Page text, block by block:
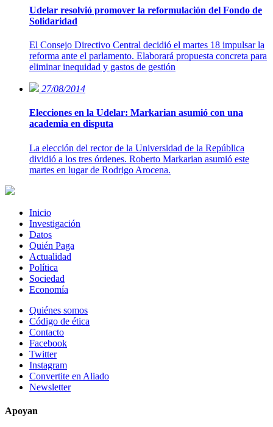
Udelar resolvió promover la reformulación del Fondo de
Solidaridad
El Consejo Directivo Central decidió el martes 18 impulsar la
reforma ante el parlamento. Elaborará propuesta concreta para
eliminar inequidad y gastos de gestión
27/08/2014
Elecciones en la Udelar: Markarian asumió con una
academia en disputa
La elección del rector de la Universidad de la República
dividió a los tres órdenes. Roberto Markarian asumió este
martes en lugar de Rodrigo Arocena.
Inicio
Investigación
Datos
Quién Paga
Actualidad
Política
Sociedad
Economía
Quiénes somos
Código de ética
Contacto
Facebook
Twitter
Instagram
Convertite en Aliado
Newsletter
Apoyan